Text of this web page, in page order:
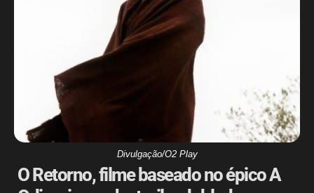
Divulgação/O2 Play
O Retorno, filme baseado no épico A